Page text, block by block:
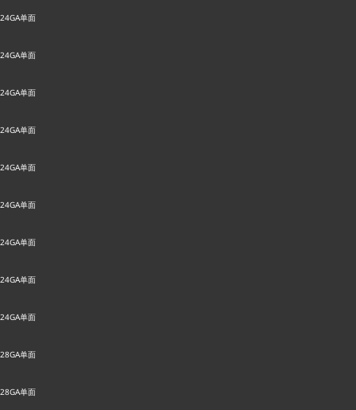
24GA单面
24GA单面
24GA单面
24GA单面
24GA单面
24GA单面
24GA单面
24GA单面
24GA单面
28GA单面
28GA单面